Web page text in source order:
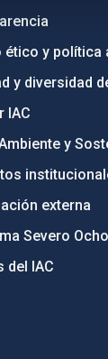
ético y política
y diversidad
IAC
y
externa
Severo
del IAC